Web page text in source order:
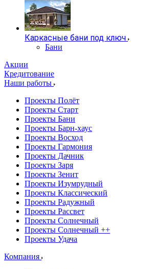
Каркасные бани под ключ
Бани
Акции
Кредитование
Наши работы
Проекты Полёт
Проекты Старт
Проекты Бани
Проекты Барн-хаус
Проекты Восход
Проекты Гармония
Проекты Дачник
Проекты Заря
Проекты Зенит
Проекты Изумрудный
Проекты Классический
Проекты Радужный
Проекты Рассвет
Проекты Солнечный
Проекты Солнечный ++
Проекты Удача
Компания